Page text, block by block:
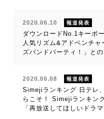
2020.06.10 報道発表
ダウンロードNo.1キーボ
人気リズム&アドベンチ
ズバンドパーティ！」と
2020.06.08 報道発表
Simejiランキング 日テレ
らこそ！ Simejiランキン
「再放送してほしいドラ